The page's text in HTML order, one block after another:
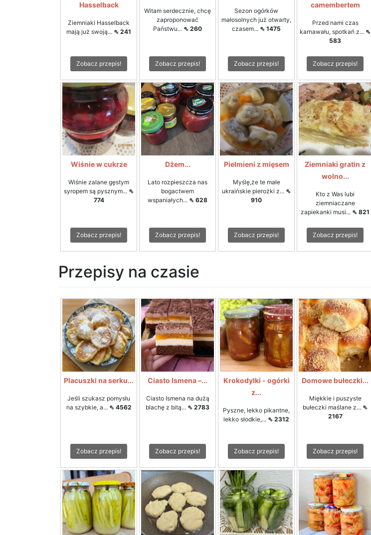
Hasselback
Ziemniaki Hasselback
mają już swoją... ⇖ 241
Zobacz przepis!
Witam serdecznie, chcę
zaproponować
Państwu... ⇖ 260
Zobacz przepis!
Sezon ogórków
małosolnych już otwarty,
czasem... ⇖ 1475
Zobacz przepis!
camembertem
Przed nami czas
karnawału, spotkań z... ⇖
583
Zobacz przepis!
Wiśnie w cukrze
Wiśnie zalane gęstym
syropem są pysznym... ⇖
774
Zobacz przepis!
Dżem...
Lato rozpieszcza nas
bogactwem
wspaniałych... ⇖ 628
Zobacz przepis!
Pielmieni z mięsem
Myślę,że te małe
ukraińskie pierożki z... ⇖
910
Zobacz przepis!
Ziemniaki gratin z
wolno...
Kto z Was lubi
ziemniaczane
zapiekanki musi... ⇖ 821
Zobacz przepis!
Przepisy na czasie
Placuszki na serku...
Jeśli szukasz pomysłu
na szybkie, a... ⇖ 4562
Zobacz przepis!
Ciasto Ismena –...
Ciasto Ismena na dużą
blachę z bitą... ⇖ 2783
Zobacz przepis!
Krokodylki - ogórki
z...
Pyszne, lekko pikantne,
lekko słodkie,... ⇖ 2312
Zobacz przepis!
Domowe bułeczki...
Miękkie i puszyste
bułeczki maślane z... ⇖
2167
Zobacz przepis!